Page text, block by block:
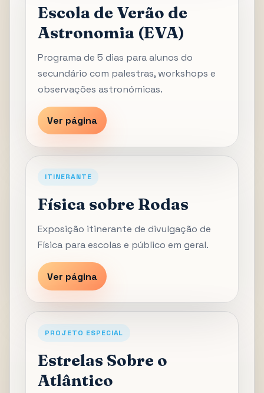
Escola de Verão de
Astronomia (EVA)
Programa de 5 dias para alunos do
secundário com palestras, workshops e
observações astronómicas.
Ver página
ITINERANTE
Física sobre Rodas
Exposição itinerante de divulgação de
Física para escolas e público em geral.
Ver página
PROJETO ESPECIAL
Estrelas Sobre o
Atlântico